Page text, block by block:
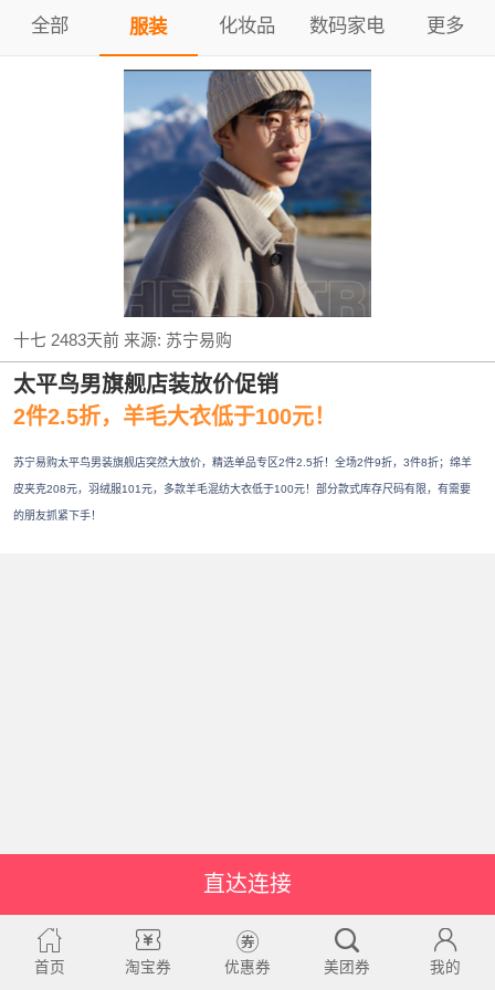
全部 服装 化妆品 数码家电 更多
十七 2483天前来源: 苏宁易购
太平鸟男旗舰店装放价促销
2件2.5折，羊毛大衣低于100元！
苏宁易购太平鸟男装旗舰店突然大放价，精选单品专区2件2.5折！全场2件9折，3件8折；绵羊
皮夹克208元，羽绒服101元，多款羊毛混纺大衣低于100元！部分款式库存尺码有限，有需要
的朋友抓紧下手！
直达连接
首页 淘宝券 优惠券 美团券 我的